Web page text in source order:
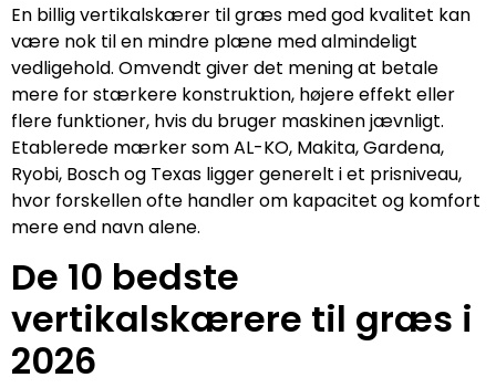
En billig vertikalskærer til græs med god kvalitet kan
være nok til en mindre plæne med almindeligt
vedligehold. Omvendt giver det mening at betale
mere for stærkere konstruktion, højere effekt eller
flere funktioner, hvis du bruger maskinen jævnligt.
Etablerede mærker som AL-KO, Makita, Gardena,
Ryobi, Bosch og Texas ligger generelt i et prisniveau,
hvor forskellen ofte handler om kapacitet og komfort
mere end navn alene.
De 10 bedste
vertikalskærere til græs i
2026